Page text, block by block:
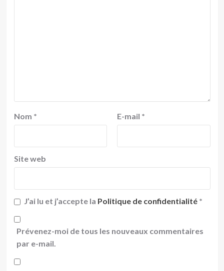
Nom * E-mail *
Site web
J’ai lu et j’accepte la Politique de confidentialité *
Prévenez-moi de tous les nouveaux commentaires
par e-mail.